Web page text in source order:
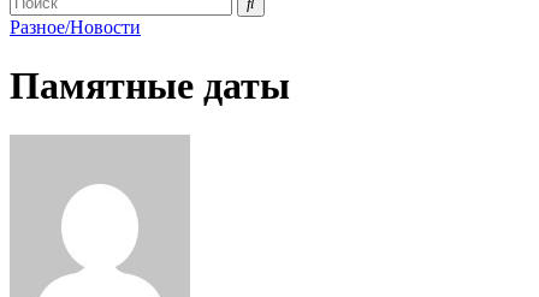
Разное/Новости
Памятные даты